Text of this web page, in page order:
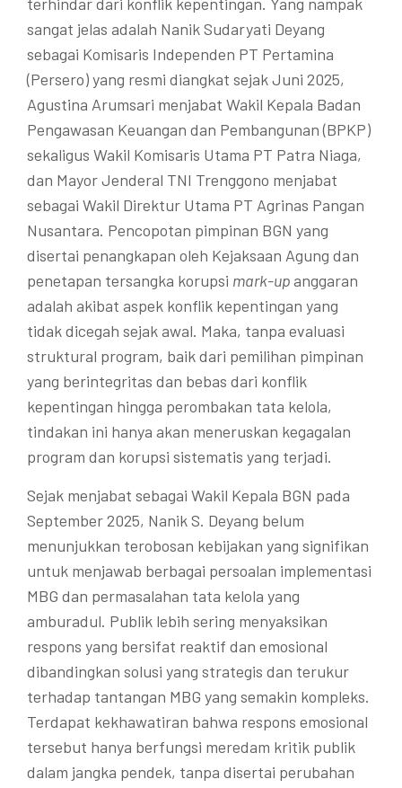
sangat jelas adalah Nanik Sudaryati Deyang
sebagai Komisaris Independen PT Pertamina
(Persero) yang resmi diangkat sejak Juni 2025,
Agustina Arumsari menjabat Wakil Kepala Badan
Pengawasan Keuangan dan Pembangunan (BPKP)
sekaligus Wakil Komisaris Utama PT Patra Niaga,
dan Mayor Jenderal TNI Trenggono menjabat
sebagai Wakil Direktur Utama PT Agrinas Pangan
Nusantara. Pencopotan pimpinan BGN yang
disertai penangkapan oleh Kejaksaan Agung dan
penetapan tersangka korupsi mark-upanggaran
adalah akibat aspek konflik kepentingan yang
tidak dicegah sejak awal. Maka, tanpa evaluasi
struktural program, baik dari pemilihan pimpinan
yang berintegritas dan bebas dari konflik
kepentingan hingga perombakan tata kelola,
tindakan ini hanya akan meneruskan kegagalan
program dan korupsi sistematis yang terjadi.
Sejak menjabat sebagai Wakil Kepala BGN pada
September 2025, Nanik S. Deyang belum
menunjukkan terobosan kebijakan yang signifikan
untuk menjawab berbagai persoalan implementasi
MBG dan permasalahan tata kelola yang
amburadul. Publik lebih sering menyaksikan
respons yang bersifat reaktif dan emosional
dibandingkan solusi yang strategis dan terukur
terhadap tantangan MBG yang semakin kompleks.
Terdapat kekhawatiran bahwa respons emosional
tersebut hanya berfungsi meredam kritik publik
dalam jangka pendek, tanpa disertai perubahan